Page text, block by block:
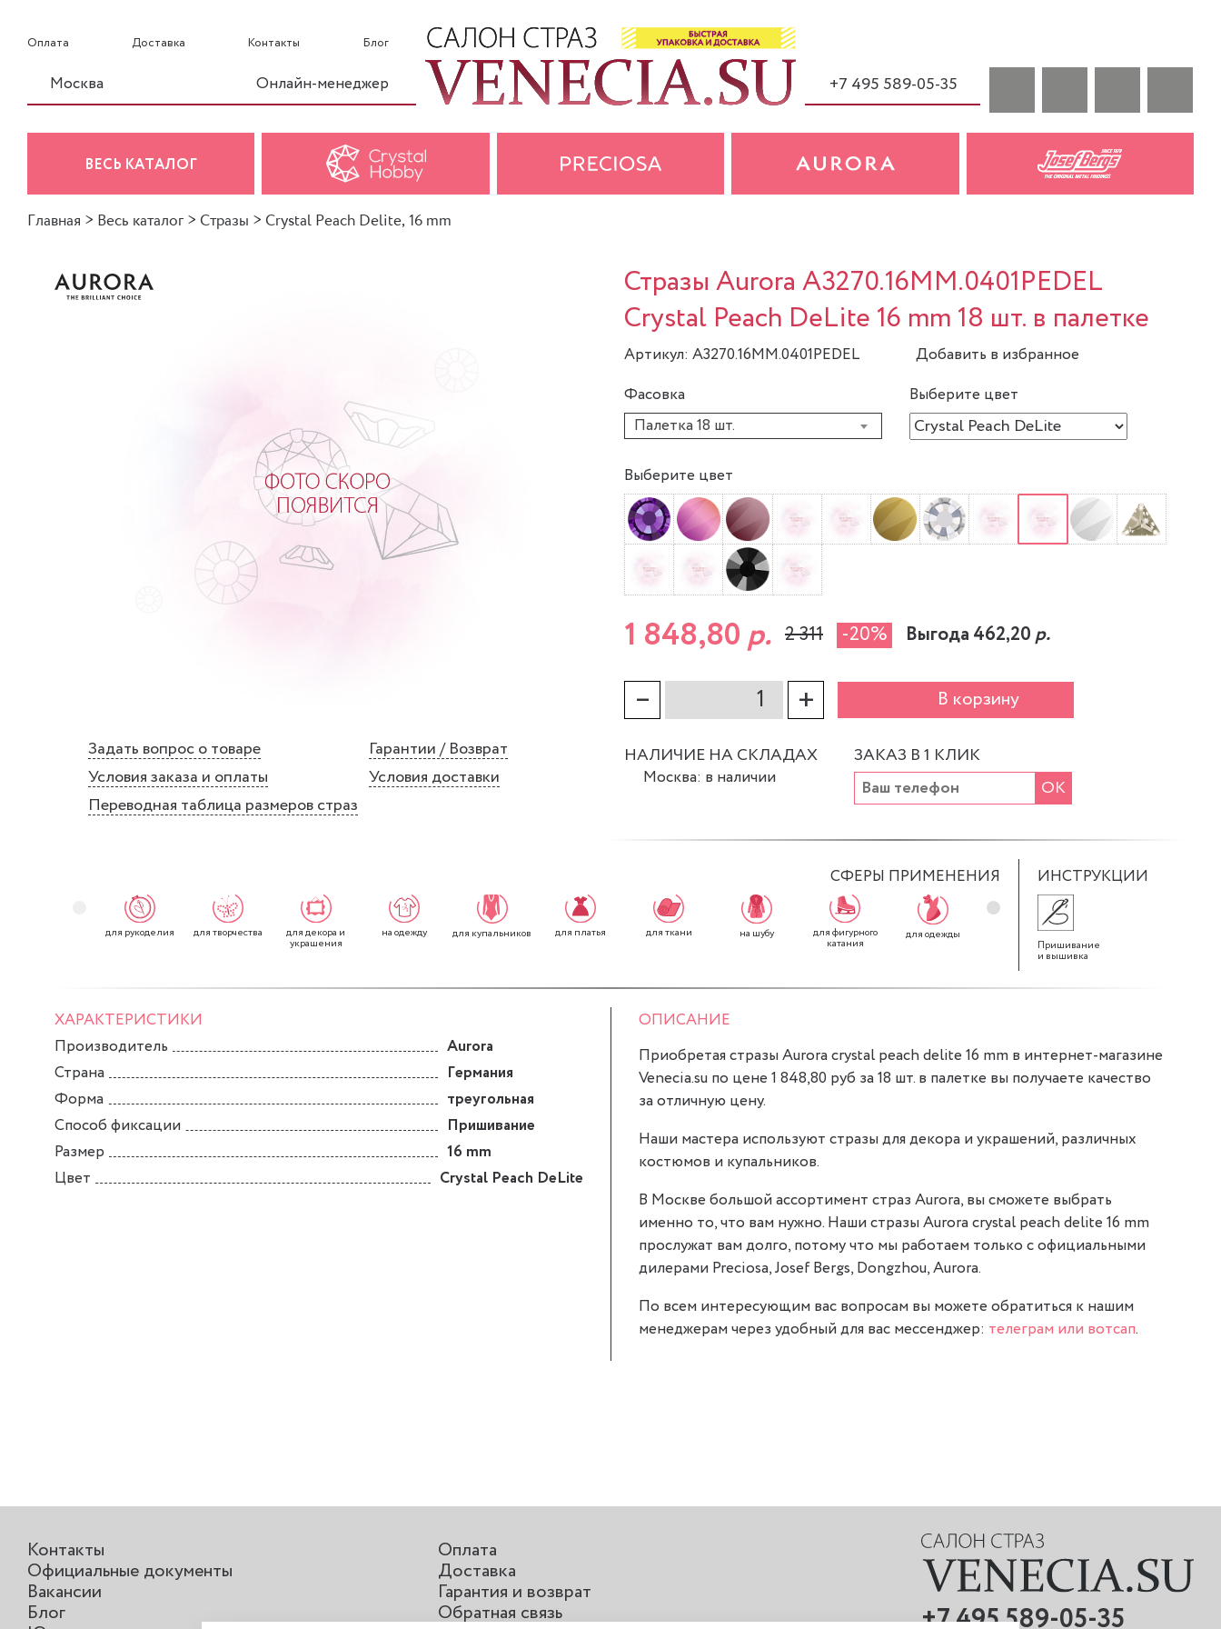
Оплата Доставка Контакты Блог
Москва Онлайн-менеджер +7 495 589-05-35
ВЕСЬ КАТАЛОГ
Главная > Весь каталог > Стразы > Crystal Peach Delite, 16 mm
Задать вопрос о товаре
Гарантии / Возврат
Условия заказа и оплаты
Условия доставки
Переводная таблица размеров страз
Стразы Aurora A3270.16MM.0401PEDEL
Crystal Peach DeLite 16 mm 18 шт. в палетке
Артикул: A3270.16MM.0401PEDEL
Добавить в избранное
Фасовка
Палетка 18 шт.
Выберите цвет
Выберите цвет
1 848,80р. 2 311 -20% Выгода 462,20р.
– + В корзину
НАЛИЧИЕ НА СКЛАДАХ
Москва: в наличии
ЗАКАЗ В 1 КЛИК
ОК
СФЕРЫ ПРИМЕНЕНИЯ
для рукоделия для творчества для декора и
украшения
на одежду для купальников для платья для ткани на шубу для фигурного
катания
для одежды для декора
ИНСТРУКЦИИ
Пришивание
и вышивка
ХАРАКТЕРИСТИКИ
Производитель
Aurora
Страна
Германия
Форма
треугольная
Способ фиксации
Пришивание
Размер
16 mm
Цвет
Crystal Peach DeLite
ОПИСАНИЕ
Приобретая стразы Aurora crystal peach delite 16 mm в интернет-магазине
Venecia.su по цене 1 848,80 руб за 18 шт. в палетке вы получаете качество
за отличную цену.
Наши мастера используют стразы для декора и украшений, различных
костюмов и купальников.
В Москве большой ассортимент страз Aurora, вы сможете выбрать
именно то, что вам нужно. Наши стразы Aurora crystal peach delite 16 mm
прослужат вам долго, потому что мы работаем только с официальными
дилерами Preciosa, Josef Bergs, Dongzhou, Aurora.
По всем интересующим вас вопросам вы можете обратиться к нашим
менеджерам через удобный для вас мессенджер: телеграм или вотсап.
Контакты
Официальные документы
Вакансии
Блог
Оплата
Доставка
Гарантия и возврат
Обратная связь +7 495 589-05-35